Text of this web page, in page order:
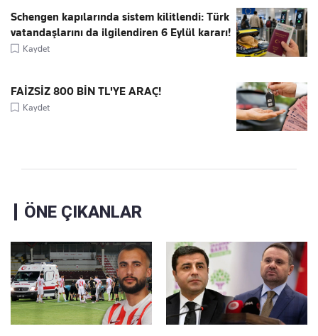
Schengen kapılarında sistem kilitlendi: Türk
vatandaşlarını da ilgilendiren 6 Eylül kararı!
Kaydet
FAİZSİZ 800 BİN TL'YE ARAÇ!
Kaydet
ÖNE ÇIKANLAR